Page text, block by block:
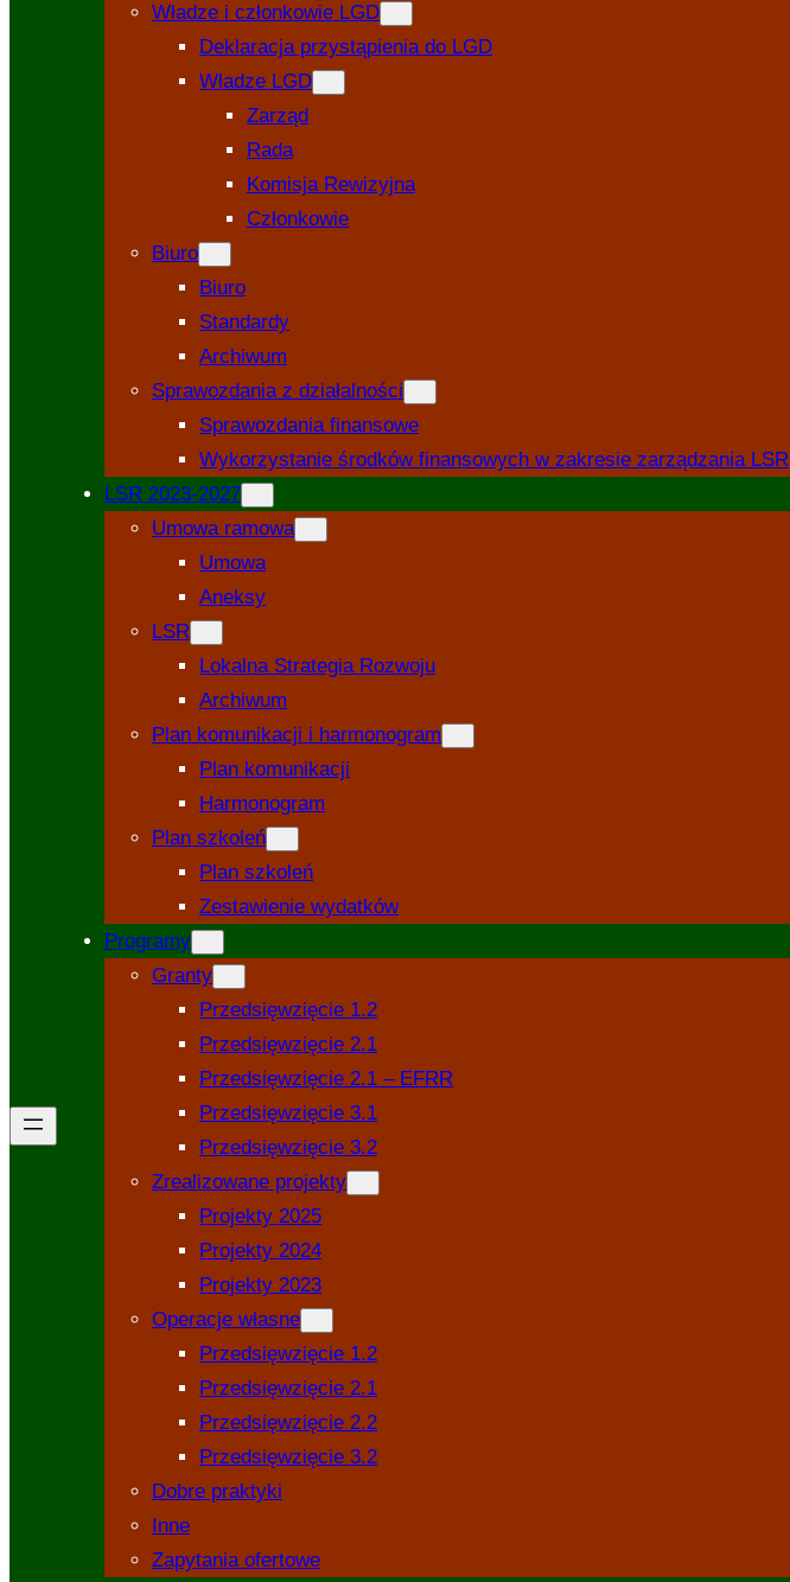
Władze i członkowie LGD
Deklaracja przystąpienia do LGD
Władze LGD
Zarząd
Rada
Komisja Rewizyjna
Członkowie
Biuro
Biuro
Standardy
Archiwum
Sprawozdania z działalności
Sprawozdania finansowe
Wykorzystanie środków finansowych w zakresie zarządzania LSR
LSR 2023-2027
Umowa ramowa
Umowa
Aneksy
LSR
Lokalna Strategia Rozwoju
Archiwum
Plan komunikacji i harmonogram
Plan komunikacji
Harmonogram
Plan szkoleń
Plan szkoleń
Zestawienie wydatków
Programy
Granty
Przedsięwzięcie 1.2
Przedsięwzięcie 2.1
Przedsięwzięcie 2.1 – EFRR
Przedsięwzięcie 3.1
Przedsięwzięcie 3.2
Zrealizowane projekty
Projekty 2025
Projekty 2024
Projekty 2023
Operacje własne
Przedsięwzięcie 1.2
Przedsięwzięcie 2.1
Przedsięwzięcie 2.2
Przedsięwzięcie 3.2
Dobre praktyki
Inne
Zapytania ofertowe